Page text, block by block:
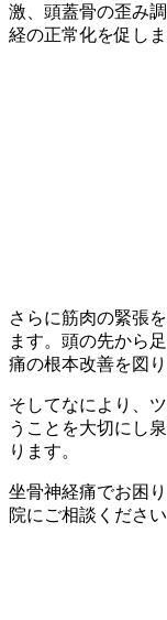
激、頭蓋骨の歪み
経の正常化を促しま
さらに筋肉の緊張
ます。頭の先から
痛の根本改善を図り
そしてなにより、
うことを大切にし
ります。
坐骨神経痛でお困
院にご相談ください